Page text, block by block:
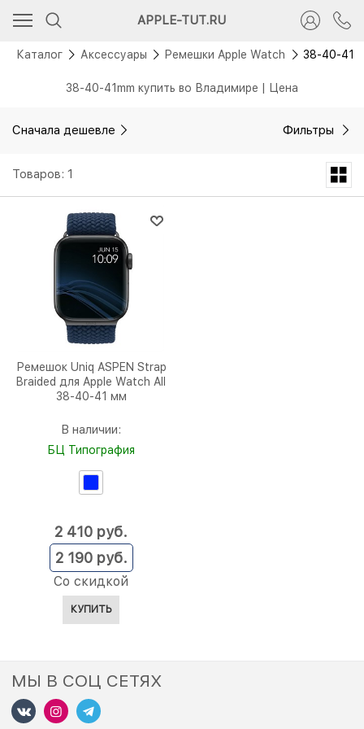
APPLE-TUT.RU
Каталог Аксессуары Ремешки Apple Watch 38-40-
38-40-41mm купить во Владимире | Цена
Сначала дешевле Фильтры
Товаров: 1
Ремешок Uniq ASPEN Strap
Braided для Apple Watch All
38-40-41 мм
В наличии:
БЦ Типография
2 190 руб.
Со скидкой
2 410 руб.
КУПИТЬ
МЫ В СОЦ СЕТЯХ